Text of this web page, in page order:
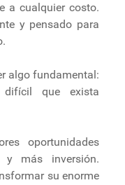
a cualquier costo.
y pensado para
algo fundamental:
que exista
oportunidades
y más inversión.
su enorme